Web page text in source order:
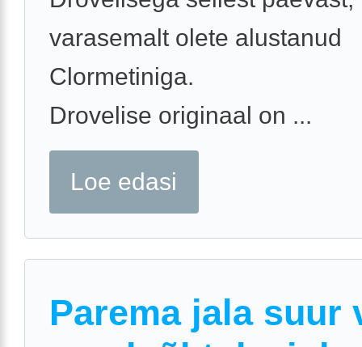
varasemalt olete alustanud
Clormetiniga.
Drovelise originaal on ...
Loe edasi
Parema jala suur